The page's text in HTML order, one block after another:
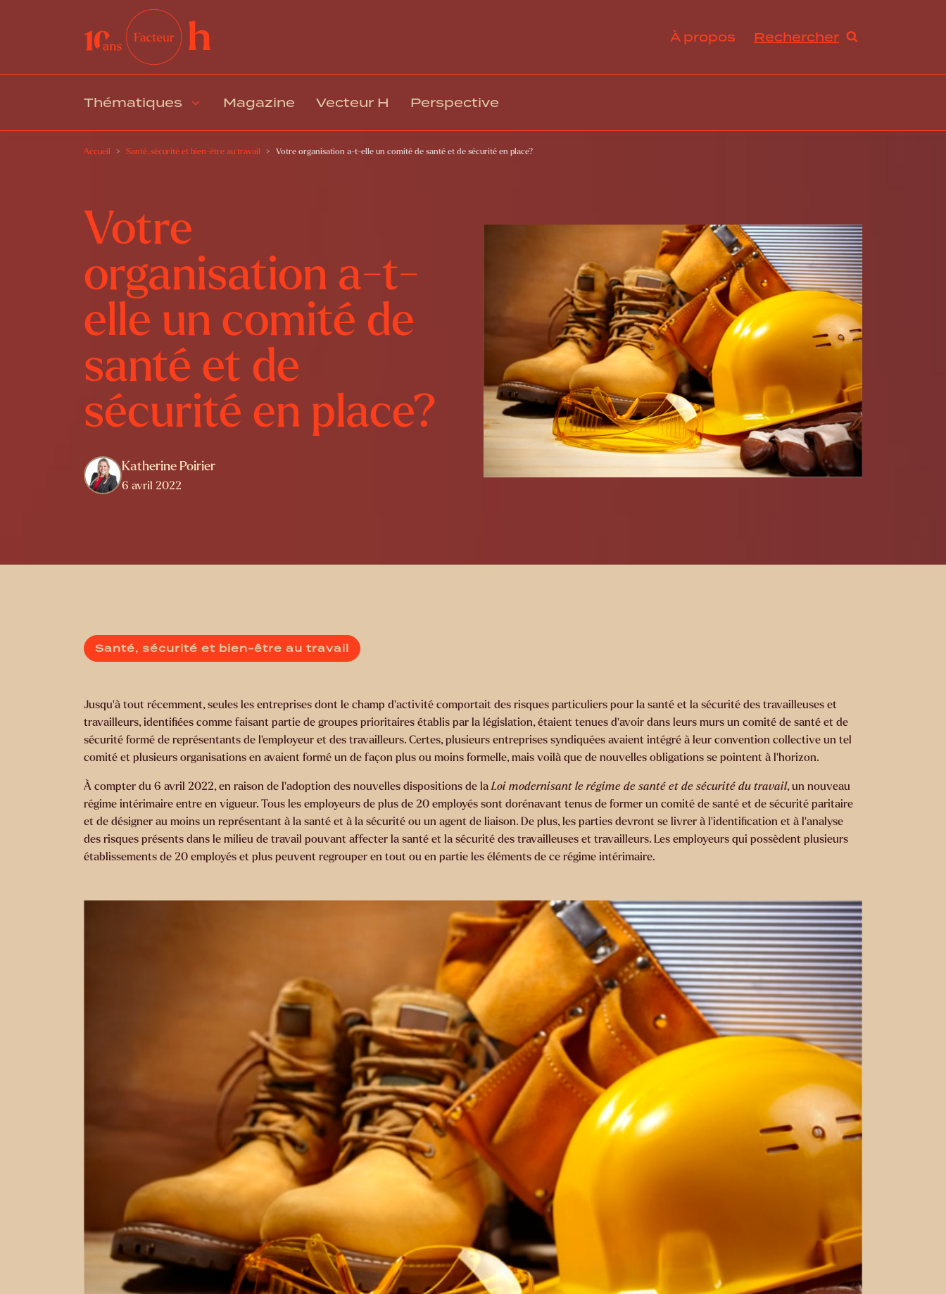
À propos Rechercher
Thématiques
Responsabilité sociale et développement durable
Gouvernance, excellence opérationnelle et stratégies RH
Santé, sécurité et bien-être au travail
Transformation organisationnelle
Magazine Vecteur H Perspective
Accueil Santé, sécurité et bien-être au travail Votre organisation a-t-elle un comité de santé et de sécurité en place?
Votre
organisation a-t-
elle un comité de
santé et de
sécurité en place?
Katherine Poirier
6 avril 2022
Santé, sécurité et bien-être au travail
Jusqu’à tout récemment, seules les entreprises dont le champ d’activité comportait des risques particuliers pour la santé et la sécurité des travailleuses et
travailleurs, identifiées comme faisant partie de groupes prioritaires établis par la législation, étaient tenues d’avoir dans leurs murs un comité de santé et de
sécurité formé de représentants de l’employeur et des travailleurs. Certes, plusieurs entreprises syndiquées avaient intégré à leur convention collective un tel
comité et plusieurs organisations en avaient formé un de façon plus ou moins formelle, mais voilà que de nouvelles obligations se pointent à l’horizon.
À compter du 6 avril 2022, en raison de l’adoption des nouvelles dispositions de la Loi modernisant le régime de santé et de sécurité du travail, un nouveau
régime intérimaire entre en vigueur. Tous les employeurs de plus de 20 employés sont dorénavant tenus de former un comité de santé et de sécurité paritaire
et de désigner au moins un représentant à la santé et à la sécurité ou un agent de liaison. De plus, les parties devront se livrer à l’identification et à l’analyse
des risques présents dans le milieu de travail pouvant affecter la santé et la sécurité des travailleuses et travailleurs. Les employeurs qui possèdent plusieurs
établissements de 20 employés et plus peuvent regrouper en tout ou en partie les éléments de ce régime intérimaire.